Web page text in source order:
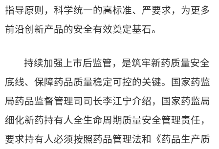
指导原则，科学统一的高标准、严要求，为更多
前沿创新产品的安全有效奠定基石。
持续加强上市后监管，是筑牢新药质量安全
底线、保障药品质量稳定可控的关键。国家药监
局药品监督管理司司长李江宁介绍，国家药监局
细化新药持有人全生命周期质量安全管理责任，
要求持有人必须按照药品管理法和《药品生产质